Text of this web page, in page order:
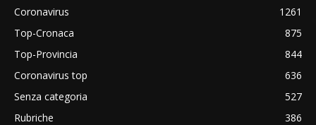
Coronavirus
1261
Top-Cronaca
875
Top-Provincia
844
Coronavirus top
636
Senza categoria
527
Rubriche
386